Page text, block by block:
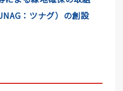
：ツナグ）の創設